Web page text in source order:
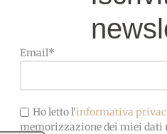
incollare
SPESSORE: 1 mm
DIMENSIONE FOGLI
Email*
Ho letto l'informativa
memorizzazione dei miei dati